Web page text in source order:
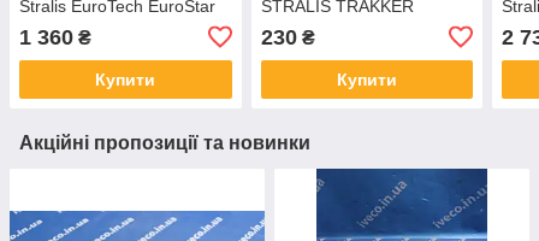
Stralis EuroTech EuroStar
40102680 7.50550
1 360 ₴
Купити
STRALIS TRAKKER
17292281 LE125320
230₴
Купити
2
Акційні пропозиції та новинки